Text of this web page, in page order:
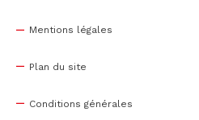
Mentions légales
Plan du site
Conditions générales